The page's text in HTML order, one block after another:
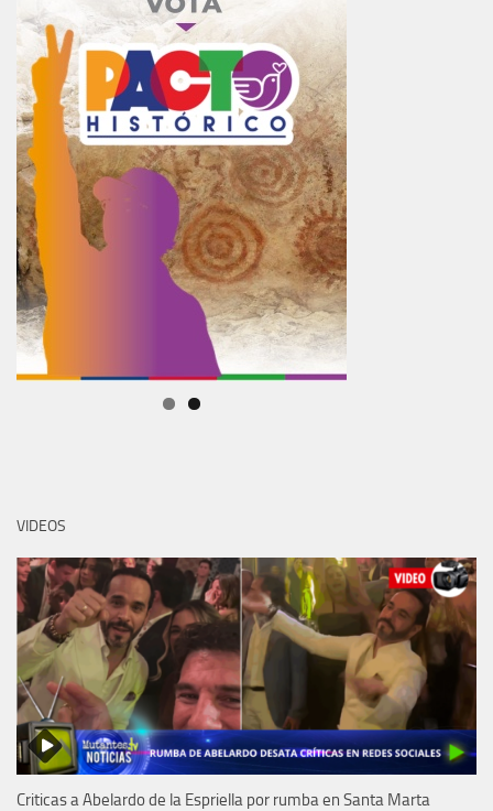
VIDEOS
Criticas a Abelardo de la Espriella por rumba en Santa Marta